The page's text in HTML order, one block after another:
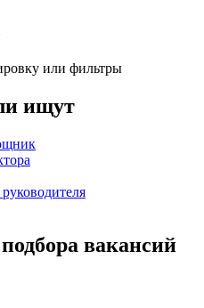
или фильтры
ищут
вакансий